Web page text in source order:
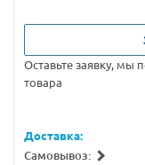
Оставьте заявку, мы
товара
Доставка:
Самовывоз: